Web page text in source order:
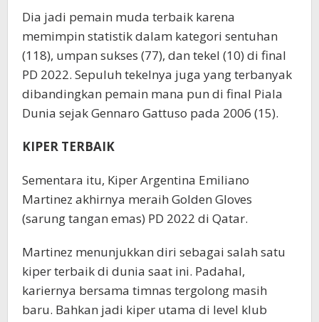
Dia jadi pemain muda terbaik karena
memimpin statistik dalam kategori sentuhan
(118), umpan sukses (77), dan tekel (10) di final
PD 2022. Sepuluh tekelnya juga yang terbanyak
dibandingkan pemain mana pun di final Piala
Dunia sejak Gennaro Gattuso pada 2006 (15).
KIPER TERBAIK
Sementara itu, Kiper Argentina Emiliano
Martinez akhirnya meraih Golden Gloves
(sarung tangan emas) PD 2022 di Qatar.
Martinez menunjukkan diri sebagai salah satu
kiper terbaik di dunia saat ini. Padahal,
kariernya bersama timnas tergolong masih
baru. Bahkan jadi kiper utama di level klub